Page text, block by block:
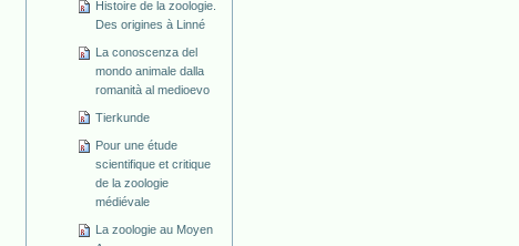
Histoire de la zoologie.
Des origines à Linné
La conoscenza del
mondo animale dalla
romanità al medioevo
Tierkunde
Pour une étude
scientifique et critique
de la zoologie
médiévale
La zoologie au Moyen